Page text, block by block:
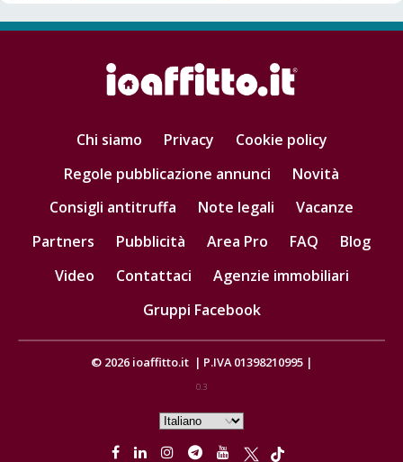
Chi siamo Privacy
Cookie policy
Regole pubblicazione annunci
Novità
Consigli antitruffa
Note legali
Vacanze
Partners
Pubblicità Area Pro FAQ
Blog
Video
Contattaci
Agenzie immobiliari
Gruppi Facebook
© 2026 ioaffitto.it | P.IVA 01398210995 |
0.3